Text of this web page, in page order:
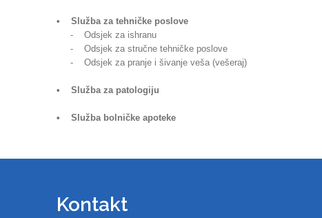
• Služba za tehničke poslove
- Odsjek za ishranu
- Odsjek za stručne tehničke poslove
- Odsjek za pranje i šivanje veša (vešeraj)
• Služba za patologiju
• Služba bolničke apoteke
Kontakt